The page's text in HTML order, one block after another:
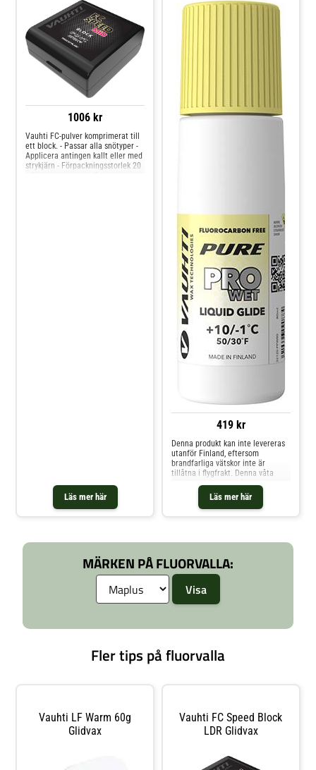
1006 kr
Läs mer här
Vauhti FC-pulver komprimerat till
ett block. - Passar alla snötyper -
Applicera antingen kallt eller med
strykjärn - Förpackningsstorlek 20
419 kr
Läs mer här
Denna produkt kan inte levereras
utanför Finland, eftersom
brandfarliga vätskor inte är
tillåtna i flygfrakt. Denna våta
vätska är gjord för våta, vattniga
förhållanden och fuktiga
fryspunkter. - 80 ml
förpackningsstorlek - Pure Pro
MÄRKEN PÅ FLUORVALLA:
Fler tips på fluorvalla
Vauhti LF Warm 60g
Glidvax
Vauhti FC Speed Block
LDR Glidvax